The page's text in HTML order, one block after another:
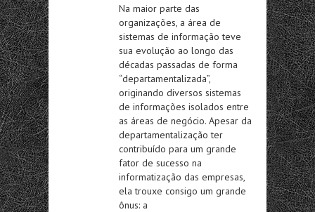
Na maior parte das
organizações, a área de
sistemas de informação teve
sua evolução ao longo das
décadas passadas de forma
“departamentalizada”,
originando diversos sistemas
de informações isolados entre
as áreas de negócio. Apesar da
departamentalização ter
contribuído para um grande
fator de sucesso na
informatização das empresas,
ela trouxe consigo um grande
ônus: a